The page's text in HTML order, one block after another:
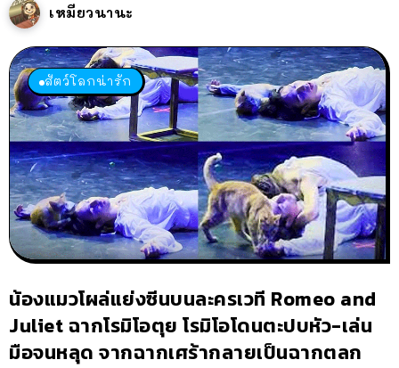
เหมียวนานะ
สัตว์โลกน่ารัก
น้องแมวโผล่แย่งซีนบนละครเวที Romeo and
Juliet ฉากโรมิโอตุย โรมิโอโดนตะปบหัว-เล่น
มือจนหลุด จากฉากเศร้ากลายเป็นฉากตลก